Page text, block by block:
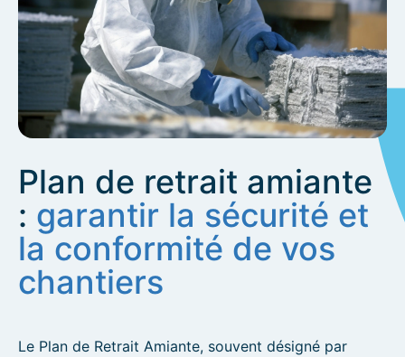
Plan de retrait amiante
: garantir la sécurité et
la conformité de vos
chantiers
Le Plan de Retrait Amiante, souvent désigné par